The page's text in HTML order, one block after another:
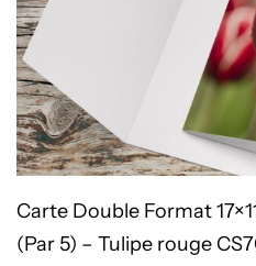
Carte Double Format
(Par 5) – Tulipe rouge